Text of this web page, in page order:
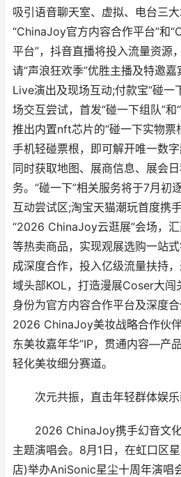
吸引语音聊天室、虚拟、电台三
“ChinaJoy官方内容合作平台”和
平台”，抖音直播将投入流量资源
请“声浪狂欢季”优胜主播及特邀
Live演出及现场互动;付款宝“碰一
场交互尝试，首发“碰一下组队”和
推出内置nft芯片的“碰一下实物票
手机轻碰票根，即可解开唯一数字
同时获取地图、展商信息、展会
务。“碰一下”相关服务将于7月初
互动尝试区;淘宝天猫潮玩首度携
“2026 ChinaJoy云逛展”会场，
等热卖商品，实现观展选购一站
成深度合作，投入亿级流量扶持
域头部KOL，打造漫展Coser大
身份为官方内容合作平台及深度
2026 ChinaJoy美妆战略合作伙
东美妆嘉年华”IP，贯通内容—产
轻化美妆细分赛道。
次元共振，直击年轻群体娱乐
2026 ChinaJoy携手幻音文化
主题演唱会。8月1日，在虹口区
店)举办AniSonic星尘十周年演唱